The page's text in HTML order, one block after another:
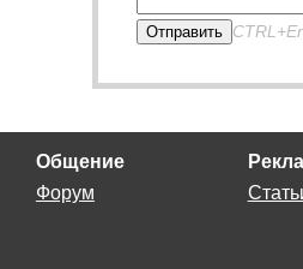
Отправить
Общение
Форум